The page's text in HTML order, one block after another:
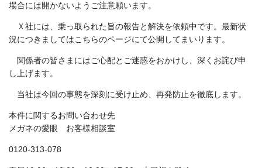
場合には開かないようご注意願います。
Ｘ社には、乗っ取られた旨の報告と解決を依頼中です。最新状
況につきましてはこちらのページにて公開してまいります。
関係者の皆さまにはご心配とご迷惑をおかけし、深くお詫び申
し上げます。
当社は今回の事態を深刻に受け止め、再発防止を徹底します。
本件に関するお問い合わせ先
メガネの愛眼 お客様相談室
0120-313-078